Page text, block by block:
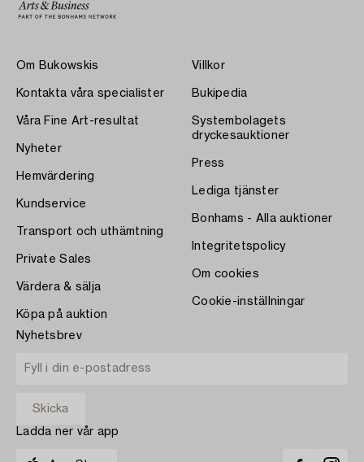
Om Bukowskis
Kontakta våra specialister
Våra Fine Art-resultat
Nyheter
Hemvärdering
Kundservice
Transport och uthämtning
Private Sales
Värdera & sälja
Köpa på auktion
Villkor
Bukipedia
Systembolagets
dryckesauktioner
Press
Lediga tjänster
Bonhams - Alla auktioner
Integritetspolicy
Om cookies
Cookie-inställningar
Nyhetsbrev
Ladda ner vår app